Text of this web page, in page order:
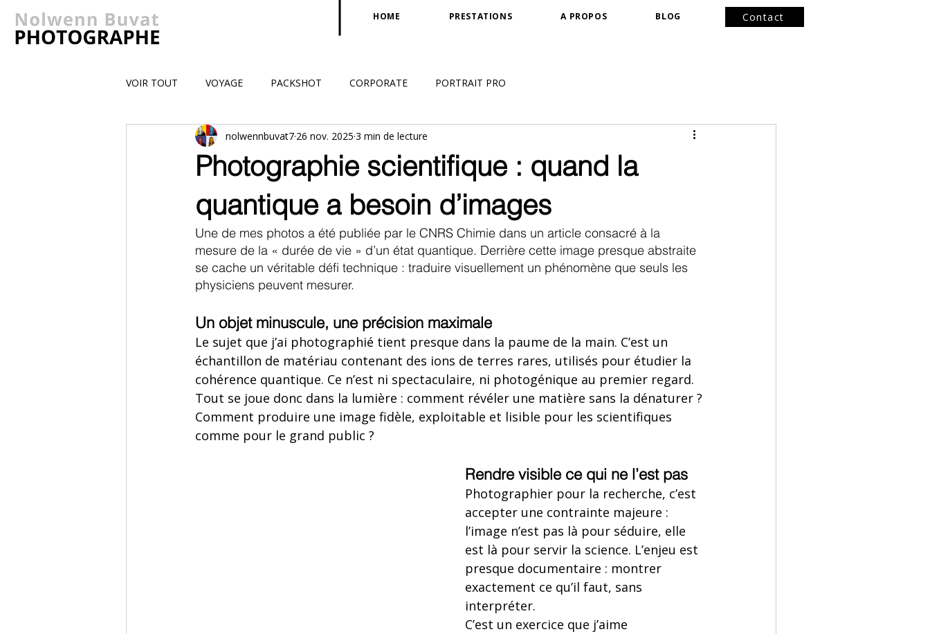
HOME PRESTATIONS A PROPOS BLOG Contact
VOIR TOUT VOYAGE PACKSHOT CORPORATE PORTRAIT PRO
Photographie scientifique : quand la
quantique a besoin d’images
nolwennbuvat7 26 nov. 2025 3 min de lecture
Une de mes photos a été publiée par le CNRS Chimie dans un article consacré à la
mesure de la « durée de vie » d’un état quantique. Derrière cette image presque abstraite
se cache un véritable défi technique : traduire visuellement un phénomène que seuls les
physiciens peuvent mesurer.
Un objet minuscule, une précision maximale
Le sujet que j’ai photographié tient presque dans la paume de la main. C’est un
échantillon de matériau contenant des ions de terres rares, utilisés pour étudier la
cohérence quantique. Ce n’est ni spectaculaire, ni photogénique au premier regard.
Tout se joue donc dans la lumière : comment révéler une matière sans la dénaturer ?
Comment produire une image fidèle, exploitable et lisible pour les scientifiques
comme pour le grand public ?
Rendre visible ce qui ne l’est pas
Photographier pour la recherche, c’est
accepter une contrainte majeure :
l’image n’est pas là pour séduire, elle
est là pour servir la science. L’enjeu est
presque documentaire : montrer
exactement ce qu’il faut, sans
interpréter.
C’est un exercice que j’aime